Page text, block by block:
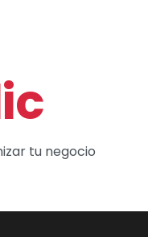
tu negocio